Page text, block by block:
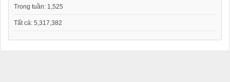
Trong tuần: 1,525
Tất cả: 5,317,382